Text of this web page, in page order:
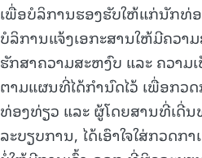
ເພື່ອບໍລິການຮອງຮັບໃຫ້ແກ່ນັກທ່ອ
ບໍລິການແຈ້ງເອກະສານໃຫ້ມີຄວາ
ຮັກສາຄວາມສະຫງົບ ແລະ ຄວາມ
ຕາມແຜນທີ່ໄດ້ກຳນົດໄວ້ ເພື່ອກວ
ທ່ອງທ່ຽວ ແລະ ຜູ້ໂດຍສານທີ່ເດີ່
ລະບຽບການ, ໄດ້ເອົາໃຈໃສ່ກວດ